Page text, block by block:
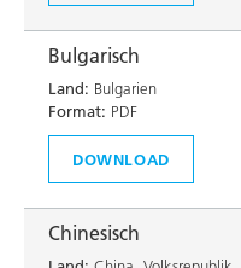
Bulgarisch
Land: Bulgarien
Format: PDF
DOWNLOAD
Chinesisch